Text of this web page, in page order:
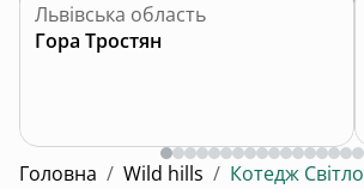
Львівська область
Гора Тростян
Головна / Wild hills / Котедж Світло